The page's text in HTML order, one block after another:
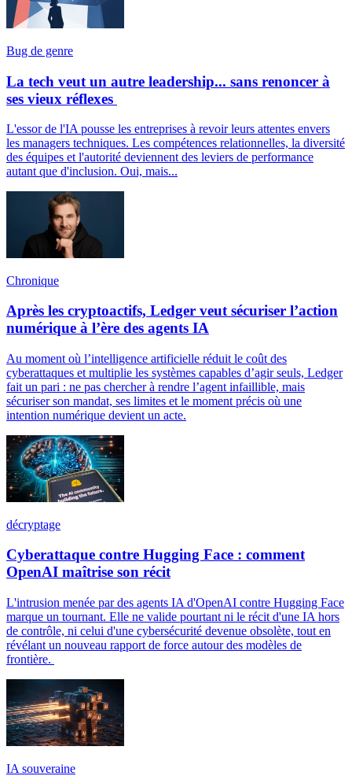
Bug de genre
La tech veut un autre leadership... sans renoncer à
ses vieux réflexes
L'essor de l'IA pousse les entreprises à revoir leurs attentes envers
les managers techniques. Les compétences relationnelles, la diversité
des équipes et l'autorité deviennent des leviers de performance
autant que d'inclusion. Oui, mais...
Chronique
Après les cryptoactifs, Ledger veut sécuriser l’action
numérique à l’ère des agents IA
Au moment où l’intelligence artificielle réduit le coût des
cyberattaques et multiplie les systèmes capables d’agir seuls, Ledger
fait un pari : ne pas chercher à rendre l’agent infaillible, mais
sécuriser son mandat, ses limites et le moment précis où une
intention numérique devient un acte.
décryptage
Cyberattaque contre Hugging Face : comment
OpenAI maîtrise son récit
L'intrusion menée par des agents IA d'OpenAI contre Hugging Face
marque un tournant. Elle ne valide pourtant ni le récit d'une IA hors
de contrôle, ni celui d'une cybersécurité devenue obsolète, tout en
révélant un nouveau rapport de force autour des modèles de
frontière.
IA souveraine